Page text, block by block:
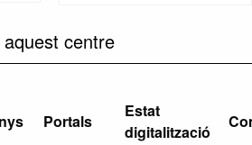
aquest centre
Portals
Estat
digitalització